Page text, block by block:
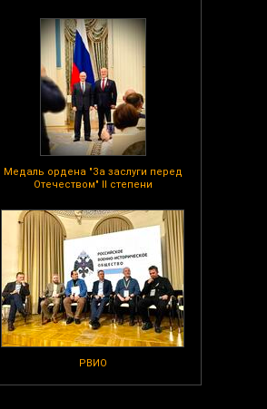
Медаль ордена "За заслуги перед
Отечеством" II степени
РВИО